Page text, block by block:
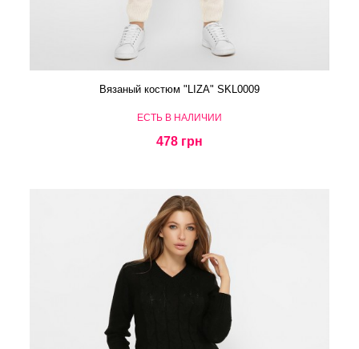
Вязаный костюм "LIZA" SKL0009
ЕСТЬ В НАЛИЧИИ
478 грн